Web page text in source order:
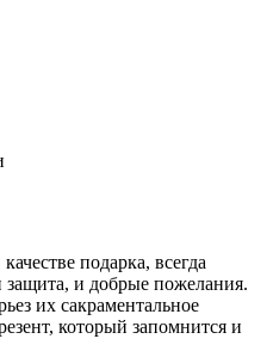
подарка, всегда
и добрые пожелания.
их сакраментальное
который запомнится и